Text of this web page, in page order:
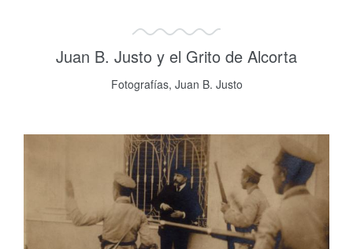
Juan B. Justo y el Grito de Alcorta
Fotografías, Juan B. Justo